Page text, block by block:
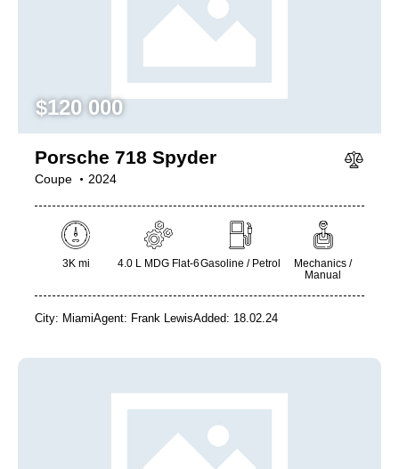
$120 000
Porsche 718 Spyder
Coupe 2024
3K mi 4.0 L MDG Flat-6Gasoline / Petrol
Mechanics /
Manual
City: MiamiAgent: Frank LewisAdded: 18.02.24